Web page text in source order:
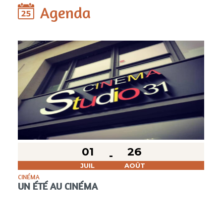
Agenda
01
JUIL
26
AOÛT
CINÉMA
UN ÉTÉ AU CINÉMA